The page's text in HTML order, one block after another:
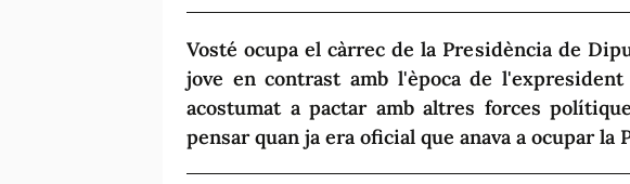
Vosté ocupa el càrrec de la Presidència de
jove en contrast amb l'època de
acostumat a pactar amb altres forces
pensar quan ja era oficial que anava a ocupar la